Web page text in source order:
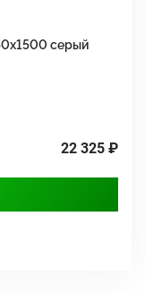
серый
22 325 ₽